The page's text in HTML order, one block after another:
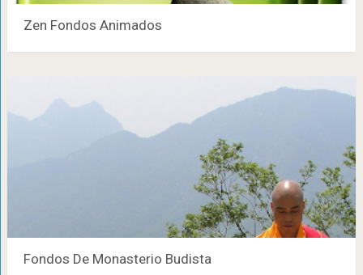
Zen Fondos Animados
Fondos De Monasterio Budista